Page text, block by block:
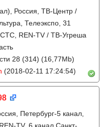
Россия, ТВ-Центр /
Телеэкспо, 31
REN-TV / ТВ-Угреша
28 (314) (16,77Mb)
(2018-02-11 17:24:54)
Петербург-5 канал,